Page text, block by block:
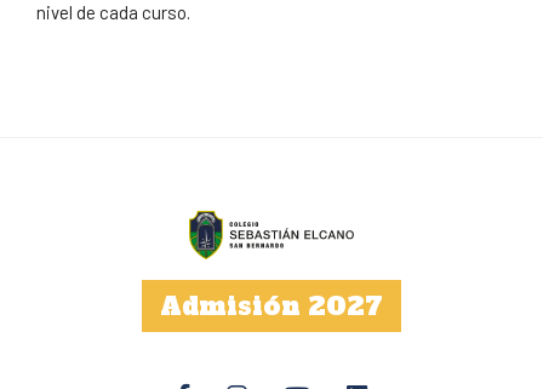
nivel de cada curso.
Admisión 2027